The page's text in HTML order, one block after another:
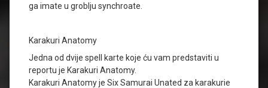
ga imate u groblju synchroate.
Karakuri Anatomy
Jedna od dvije spell karte koje ću vam predstaviti u
reportu je Karakuri Anatomy.
Karakuri Anatomy je Six Samurai Unated za karakurie